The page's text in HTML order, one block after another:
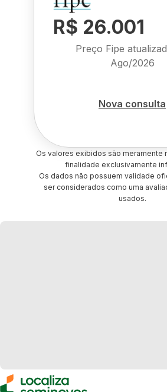
R$ 26.001
Preço Fipe
Ago/2026
Nova consulta
Os valores exibidos são meramente
finalidade exclusivamente
Os dados não possuem validade
ser considerados como uma
usados.